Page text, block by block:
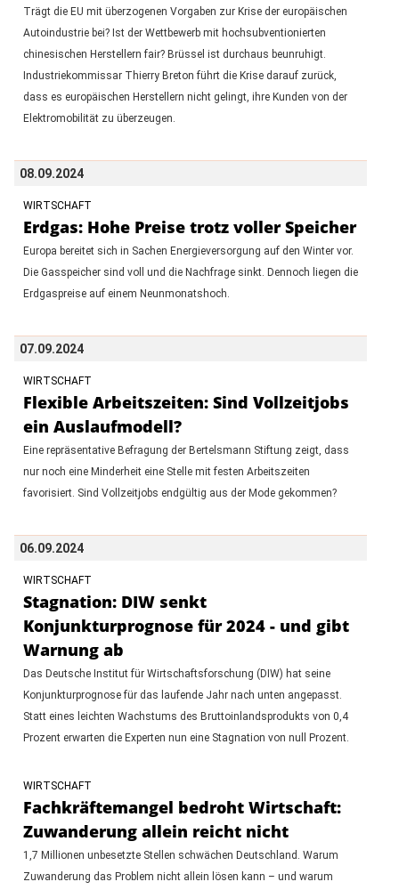
Trägt die EU mit überzogenen Vorgaben zur Krise der europäischen
Autoindustrie bei? Ist der Wettbewerb mit hochsubventionierten
chinesischen Herstellern fair? Brüssel ist durchaus beunruhigt.
Industriekommissar Thierry Breton führt die Krise darauf zurück,
dass es europäischen Herstellern nicht gelingt, ihre Kunden von der
Elektromobilität zu überzeugen.
08.09.2024
WIRTSCHAFT
Erdgas: Hohe Preise trotz voller Speicher
Europa bereitet sich in Sachen Energieversorgung auf den Winter vor.
Die Gasspeicher sind voll und die Nachfrage sinkt. Dennoch liegen die
Erdgaspreise auf einem Neunmonatshoch.
07.09.2024
WIRTSCHAFT
Flexible Arbeitszeiten: Sind Vollzeitjobs
ein Auslaufmodell?
Eine repräsentative Befragung der Bertelsmann Stiftung zeigt, dass
nur noch eine Minderheit eine Stelle mit festen Arbeitszeiten
favorisiert. Sind Vollzeitjobs endgültig aus der Mode gekommen?
06.09.2024
WIRTSCHAFT
Stagnation: DIW senkt
Konjunkturprognose für 2024 - und gibt
Warnung ab
Das Deutsche Institut für Wirtschaftsforschung (DIW) hat seine
Konjunkturprognose für das laufende Jahr nach unten angepasst.
Statt eines leichten Wachstums des Bruttoinlandsprodukts von 0,4
Prozent erwarten die Experten nun eine Stagnation von null Prozent.
WIRTSCHAFT
Fachkräftemangel bedroht Wirtschaft:
Zuwanderung allein reicht nicht
1,7 Millionen unbesetzte Stellen schwächen Deutschland. Warum
Zuwanderung das Problem nicht allein lösen kann – und warum